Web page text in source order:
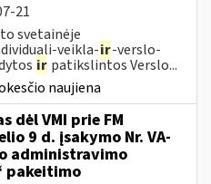
21
svetainėje
veikla-ir-verslo-
ir patikslintos Verslo...
naujiena
dėl VMI prie FM
9 d. įsakymo Nr. VA-
administravimo